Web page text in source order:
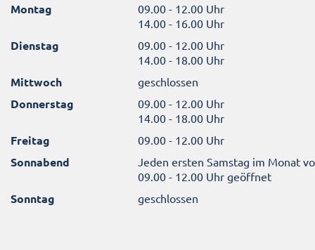
Montag
09.00 - 12.00 Uhr
14.00 - 16.00 Uhr
Dienstag
09.00 - 12.00 Uhr
14.00 - 18.00 Uhr
Mittwoch geschlossen
Donnerstag
09.00 - 12.00 Uhr
14.00 - 18.00 Uhr
Freitag 09.00 - 12.00 Uhr
Sonnabend
Jeden ersten Samstag im Monat
09.00 - 12.00 Uhr geöffnet
Sonntag geschlossen